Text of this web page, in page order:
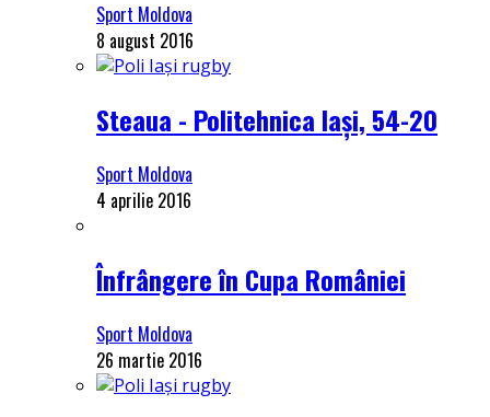
Sport Moldova
8 august 2016
Steaua - Politehnica Iași, 54-20
Sport Moldova
4 aprilie 2016
Înfrângere în Cupa României
Sport Moldova
26 martie 2016